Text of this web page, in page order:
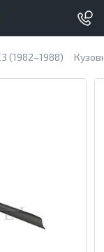
(1982–1988)